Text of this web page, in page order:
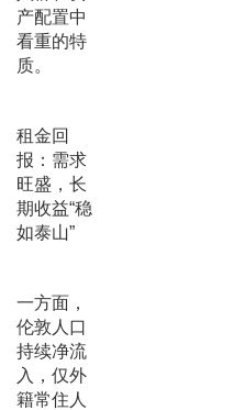
产配置中
看重的特
质。
租金回
报：需求
旺盛，长
期收益“稳
如泰山”
一方面，
伦敦人口
持续净流
入，仅外
籍常住人